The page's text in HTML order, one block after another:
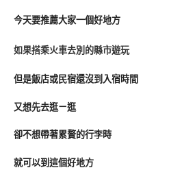
今天要推薦大家一個好地方
如果搭乘火車去別的縣市遊玩
但是飯店或民宿還沒到入宿時間
又想先去逛ㄧ逛
卻不想帶著累贅的行李時
就可以到這個好地方